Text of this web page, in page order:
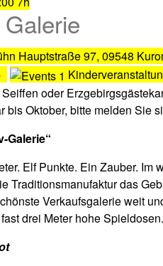
Hauptstraße 97, 09548
oder
bis Oktober, bitte melden Sie
Galerie“
Elf Punkte. Ein Zauber. Im
Traditionsmanufaktur das
Verkaufsgalerie weit
drei Meter hohe Spieldosen.